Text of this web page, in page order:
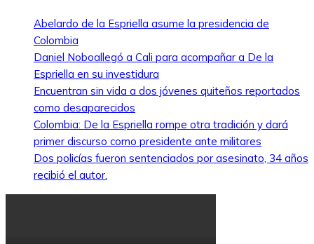
Abelardo de la Espriella asume la presidencia de
Colombia
Daniel Noboallegó a Cali para acompañar a De la
Espriella en su investidura
Encuentran sin vida a dos jóvenes quiteños reportados
como desaparecidos
Colombia: De la Espriella rompe otra tradición y dará
primer discurso como presidente ante militares
Dos policías fueron sentenciados por asesinato, 34 años
recibió el autor.